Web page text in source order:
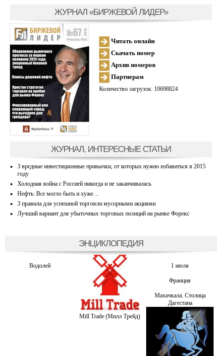
ЖУРНАЛ «БИРЖЕВОЙ ЛИДЕР»
Читать онлайн
Скачать номер
Архив номеров
Партнерам
Количество загрузок: 10698824
ЖУРНАЛ, ИНТЕРЕСНЫЕ СТАТЬИ
3 вредные инвестиционные привычки, от которых нужно избавиться в 2015
году
Холодная война с Россией никогда и не заканчивалась
Нефть: Все могло быть и хуже…
3 правила для успешной торговли мусорными акциями
Лучший вариант для убыточных торговых позиций на рынке Форекс
ЭНЦИКЛОПЕДИЯ
Водолей
Mill Trade (Милл Трейд)
1 июля
Франция
Махачкала. Столица
Дагестана